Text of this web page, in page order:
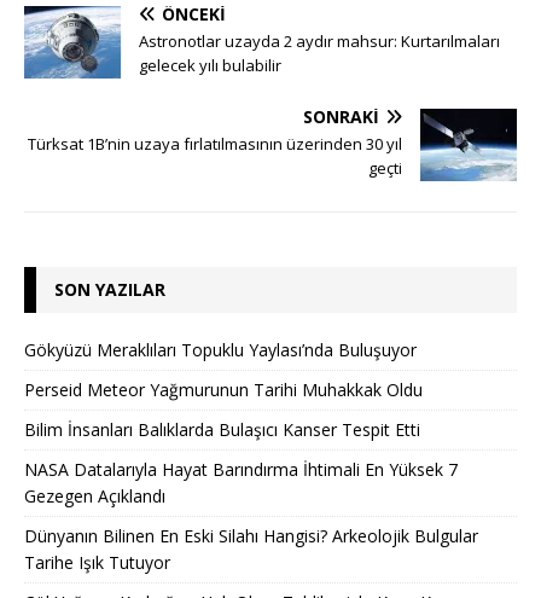
ÖNCEKI
Astronotlar uzayda 2 aydır mahsur: Kurtarılmaları
gelecek yılı bulabilir
SONRAKI
Türksat 1B’nin uzaya fırlatılmasının üzerinden 30 yıl
geçti
SON YAZILAR
Gökyüzü Meraklıları Topuklu Yaylası’nda Buluşuyor
Perseid Meteor Yağmurunun Tarihi Muhakkak Oldu
Bilim İnsanları Balıklarda Bulaşıcı Kanser Tespit Etti
NASA Datalarıyla Hayat Barındırma İhtimali En Yüksek 7
Gezegen Açıklandı
Dünyanın Bilinen En Eski Silahı Hangisi? Arkeolojik Bulgular
Tarihe Işık Tutuyor